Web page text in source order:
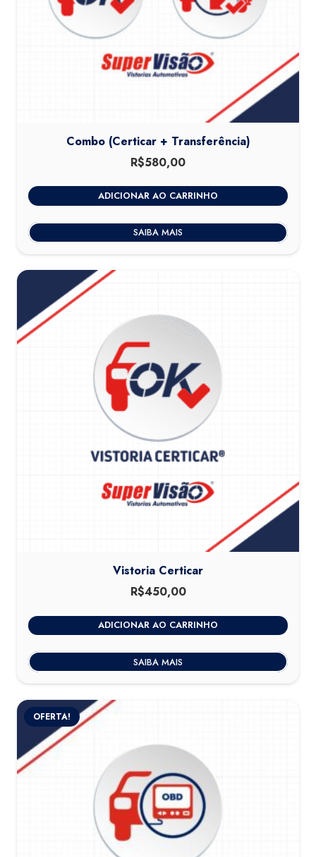
Combo (Certicar + Transferência)
R$580,00
ADICIONAR AO CARRINHO
SAIBA MAIS
Vistoria Certicar
R$450,00
ADICIONAR AO CARRINHO
SAIBA MAIS
OFERTA!